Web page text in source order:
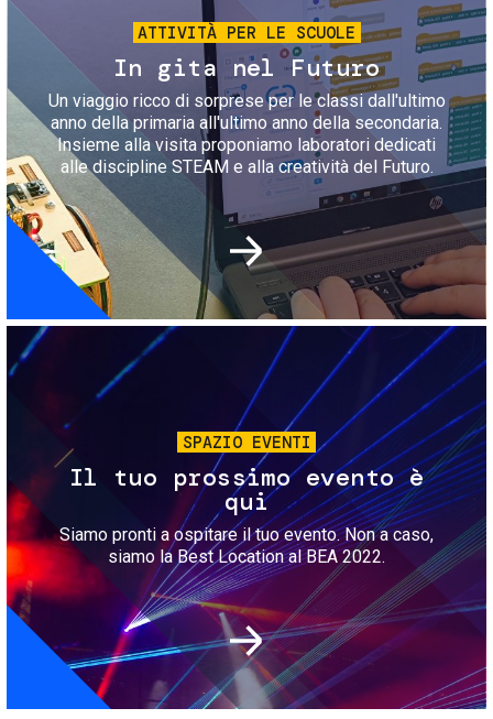
ATTIVITÀ PER LE SCUOLE
In gita nel Futuro
Un viaggio ricco di sorprese per le classi dall'ultimo
anno della primaria all'ultimo anno della secondaria.
Insieme alla visita proponiamo laboratori dedicati
alle discipline STEAM e alla creatività del Futuro.
Immagine
SPAZIO EVENTI
Il tuo prossimo evento è
qui
Siamo pronti a ospitare il tuo evento. Non a caso,
siamo la Best Location al BEA 2022.